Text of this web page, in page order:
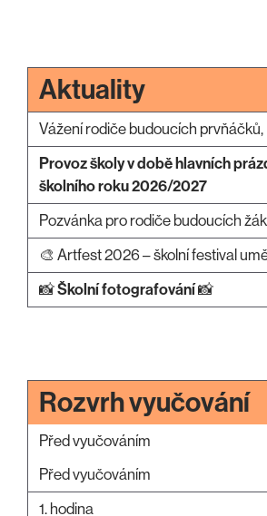
Aktuality
Vážení rodiče budoucích prvňáčků,
Provoz školy v době hlavních
školního roku 2026/2027
Pozvánka pro rodiče budoucích
🎨 Artfest 2026 – školní festival
📸Školní fotografování📸
Rozvrh vyučování
Před vyučováním
Před vyučováním
1. hodina